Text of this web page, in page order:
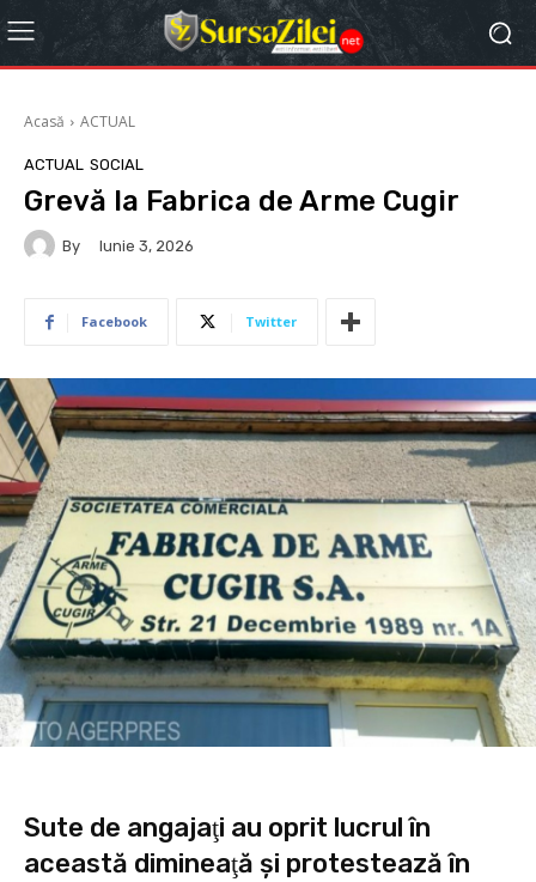
Acasă ACTUAL
ACTUAL SOCIAL
Grevă la Fabrica de Arme Cugir
By Iunie 3, 2026
Facebook Twitter
Sute de angajaţi au oprit lucrul în
această dimineaţă şi protestează în